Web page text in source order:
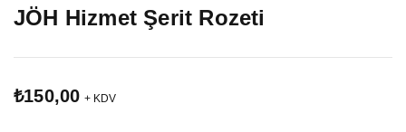
JÖH Hizmet Şerit Rozeti
₺150,00 + KDV